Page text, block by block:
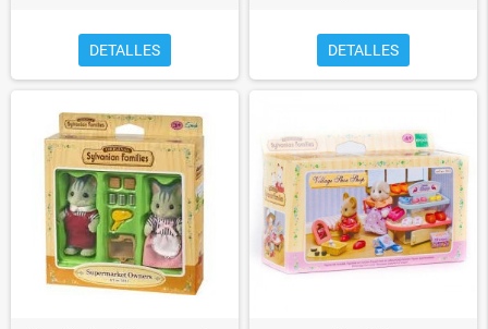
DETALLES DETALLES